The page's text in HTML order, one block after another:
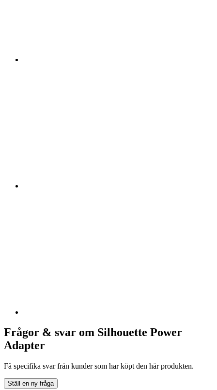
Frågor & svar om Silhouette Power
Adapter
Få specifika svar från kunder som har köpt den här produkten.
Ställ en ny fråga